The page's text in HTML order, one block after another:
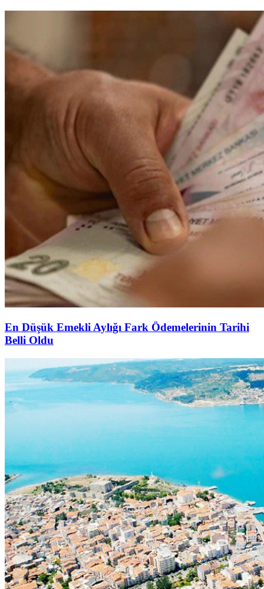
En Düşük Emekli Aylığı Fark Ödemelerinin Tarihi
Belli Oldu